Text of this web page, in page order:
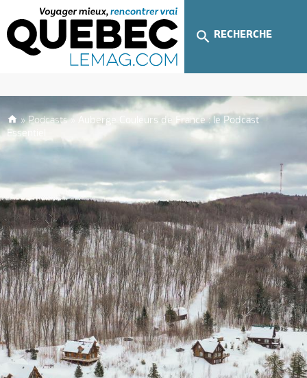
RECHERCHE
»Podcasts»
Auberge Couleurs de France : le Podcast
Essentiel